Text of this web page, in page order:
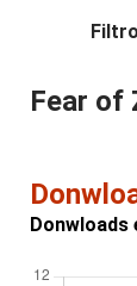
Fear of
Donwloads